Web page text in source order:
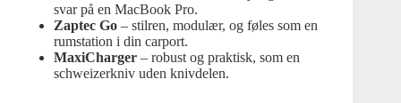
svar på en MacBook Pro.
Zaptec Go – stilren, modulær, og føles som en
rumstation i din carport.
MaxiCharger – robust og praktisk, som en
schweizerkniv uden knivdelen.